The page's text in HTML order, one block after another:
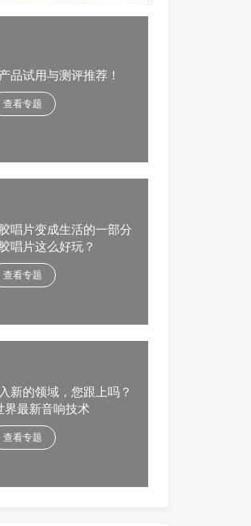
品试用与测评推荐！
查看专题
唱片变成生活的一部分
唱片这么好玩？
查看专题
新的领域，您跟上吗？
界最新音响技术
查看专题